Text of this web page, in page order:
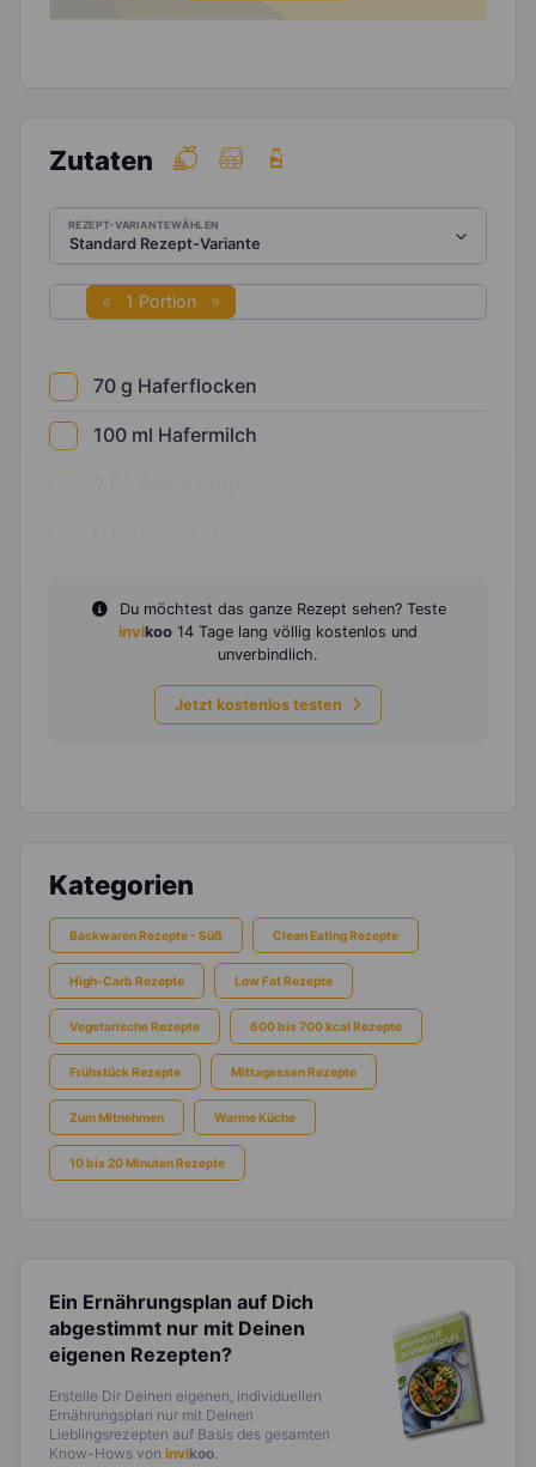
Zutaten
REZEPT-VARIANTE WÄHLEN
1 Portion
70 g Haferflocken
100 ml Hafermilch
Du möchtest das ganze Rezept sehen? Teste
invikoo 14 Tage lang völlig kostenlos und
unverbindlich.
Jetzt kostenlos testen
Kategorien
Backwaren Rezepte - Süß Clean Eating Rezepte
High-Carb Rezepte Low Fat Rezepte
Vegetarische Rezepte 600 bis 700 kcal Rezepte
Frühstück Rezepte Mittagessen Rezepte
Zum Mitnehmen Warme Küche
10 bis 20 Minuten Rezepte
Ein Ernährungsplan auf Dich
abgestimmt nur mit Deinen
eigenen Rezepten?
Erstelle Dir Deinen eigenen, individuellen
Ernährungsplan nur mit Deinen
Lieblingsrezepten auf Basis des gesamten
Know-Hows von invikoo